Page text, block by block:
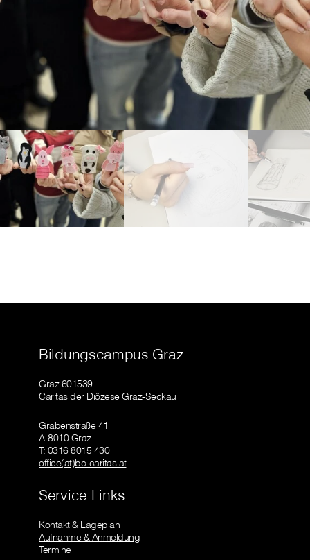
Bildungscampus Graz
Graz 601539
Caritas der Diözese Graz-Seckau
Grabenstraße 41
A-8010 Graz
T: 0316 8015 430
office(at)bc-caritas.at
Service Links
Kontakt & Lageplan
Aufnahme & Anmeldung
Termine